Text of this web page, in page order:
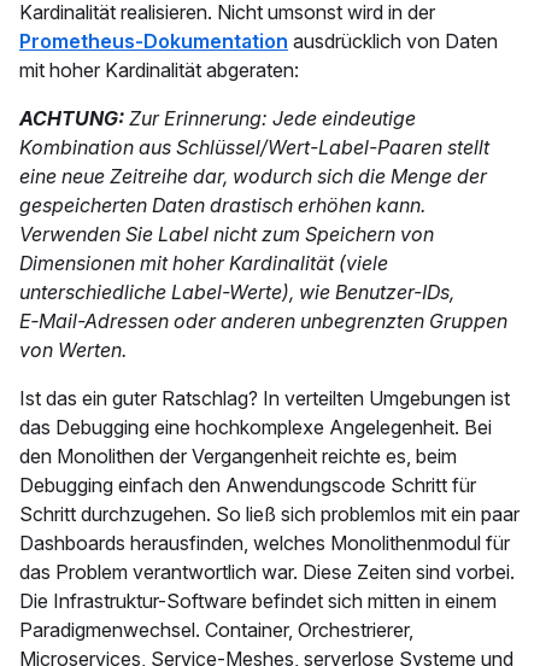
Kardinalität realisieren. Nicht umsonst wird in der
Prometheus-Dokumentation ausdrücklich von Daten
mit hoher Kardinalität abgeraten:
ACHTUNG: Zur Erinnerung: Jede eindeutige
Kombination aus Schlüssel/Wert-Label-Paaren stellt
eine neue Zeitreihe dar, wodurch sich die Menge der
gespeicherten Daten drastisch erhöhen kann.
Verwenden Sie Label nicht zum Speichern von
Dimensionen mit hoher Kardinalität (viele
unterschiedliche Label-Werte), wie Benutzer-IDs,
E‑Mail-Adressen oder anderen unbegrenzten Gruppen
von Werten.
Ist das ein guter Ratschlag? In verteilten Umgebungen ist
das Debugging eine hochkomplexe Angelegenheit. Bei
den Monolithen der Vergangenheit reichte es, beim
Debugging einfach den Anwendungscode Schritt für
Schritt durchzugehen. So ließ sich problemlos mit ein paar
Dashboards herausfinden, welches Monolithenmodul für
das Problem verantwortlich war. Diese Zeiten sind vorbei.
Die Infrastruktur-Software befindet sich mitten in einem
Paradigmenwechsel. Container, Orchestrierer,
Microservices, Service-Meshes, serverlose Systeme und